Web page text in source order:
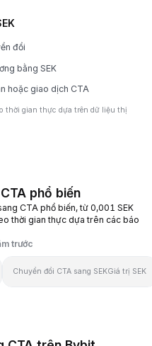
đổi
bằng SEK
hoặc giao dịch CTA
thời gian thực dựa trên dữ liệu thị
phổ biến
CTA phổ biến, từ 0,001 SEK
thời gian thực dựa trên các báo
trước
Chuyển đổi CTA sang SEKGiá trị SEK